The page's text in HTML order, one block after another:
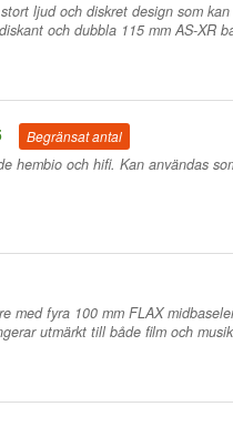
ljud och diskret design som
och dubbla 115 mm AS-XR
Begränsat antal
hembio och hifi. Kan användas
med fyra 100 mm FLAX
utmärkt till både film och